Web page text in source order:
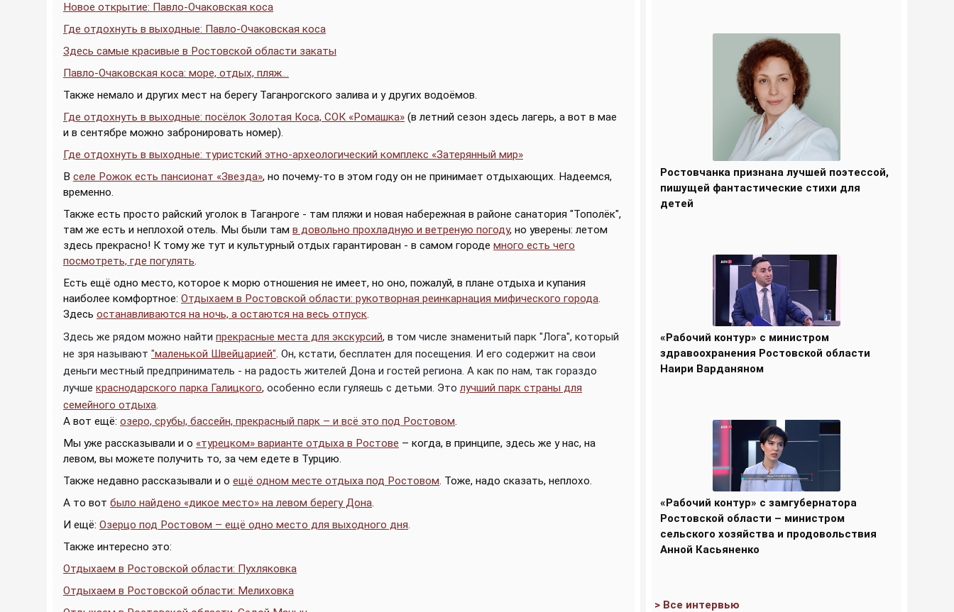
Новое открытие: Павло-Очаковская коса
Где отдохнуть в выходные: Павло-Очаковская коса
Здесь самые красивые в Ростовской области закаты
Павло-Очаковская коса: море, отдых, пляж…
Также немало и других мест на берегу Таганрогского залива и у других водоёмов.
Где отдохнуть в выходные: посёлок Золотая Коса, СОК «Ромашка» (в летний сезон здесь лагерь, а вот в мае
и в сентябре можно забронировать номер).
Где отдохнуть в выходные: туристский этно-археологический комплекс «Затерянный мир»
В селе Рожок есть пансионат «Звезда», но почему-то в этом году он не принимает отдыхающих. Надеемся,
временно.
Также есть просто райский уголок в Таганроге - там пляжи и новая набережная в районе санатория "Тополёк",
там же есть и неплохой отель. Мы были там в довольно прохладную и ветреную погоду, но уверены: летом
здесь прекрасно! К тому же тут и культурный отдых гарантирован - в самом городе много есть чего
посмотреть, где погулять.
Есть ещё одно место, которое к морю отношения не имеет, но оно, пожалуй, в плане отдыха и купания
наиболее комфортное: Отдыхаем в Ростовской области: рукотворная реинкарнация мифического города.
Здесь останавливаются на ночь, а остаются на весь отпуск.
Здесь же рядом можно найти прекрасные места для экскурсий, в том числе знаменитый парк "Лога", который
не зря называют "маленькой Швейцарией". Он, кстати, бесплатен для посещения. И его содержит на свои
деньги местный предприниматель - на радость жителей Дона и гостей региона. А как по нам, так гораздо
лучше краснодарского парка Галицкого, особенно если гуляешь с детьми. Это лучший парк страны для
семейного отдыха.
А вот ещё: озеро, срубы, бассейн, прекрасный парк – и всё это под Ростовом.
Мы уже рассказывали и о «турецком» варианте отдыха в Ростове – когда, в принципе, здесь же у нас, на
левом, вы можете получить то, за чем едете в Турцию.
Также недавно рассказывали и о ещё одном месте отдыха под Ростовом. Тоже, надо сказать, неплохо.
А то вот было найдено «дикое место» на левом берегу Дона.
И ещё: Озерцо под Ростовом – ещё одно место для выходного дня.
Также интересно это:
Отдыхаем в Ростовской области: Пухляковка
Отдыхаем в Ростовской области: Мелиховка
Ростовчанка признана лучшей поэтессой,
пишущей фантастические стихи для
детей
«Рабочий контур» с министром
здравоохранения Ростовской области
Наири Варданяном
«Рабочий контур» с замгубернатора
Ростовской области – министром
сельского хозяйства и продовольствия
Анной Касьяненко
> Все интервью